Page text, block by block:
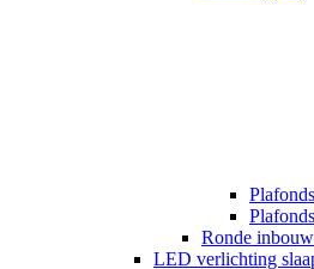
Ronde
LED verlichting